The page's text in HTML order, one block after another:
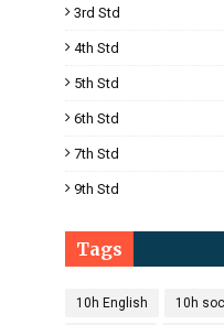
3rd Std
4th Std
5th Std
6th Std
7th Std
9th Std
Tags
10h English 10h